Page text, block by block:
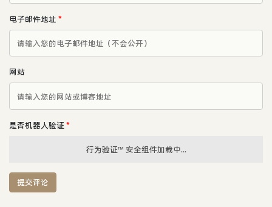
电子邮件地址 *
网站
是否机器人验证 *
行为验证™ 安全组件加载中...
提交评论